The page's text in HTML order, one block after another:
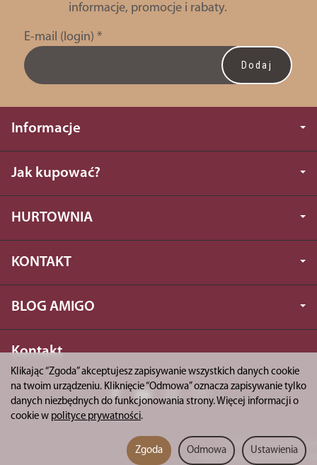
informacje, promocje i rabaty.
E-mail (login) *
Informacje
Jak kupować?
HURTOWNIA
KONTAKT
BLOG AMIGO
Kontakt
*) brutto +
koszty dostawy
Sklep internetowy SOTESHOP AI
Klikając “Zgoda” akceptujesz zapisywanie wszystkich danych cookie
na twoim urządzeniu. Kliknięcie “Odmowa” oznacza zapisywanie tylko
danych niezbędnych do funkcjonowania strony. Więcej informacji o
cookie w polityce prywatności.
Ustawienia
Odmowa
Zgoda